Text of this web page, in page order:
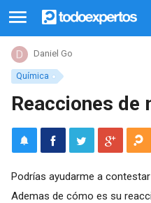
Química
Daniel Go
Reacciones de
Podrías ayudarme a
Ademas de cómo es su